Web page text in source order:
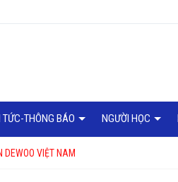
TỨC-THÔNG BÁO NGƯỜI HỌC
DEWOO VIỆT NAM